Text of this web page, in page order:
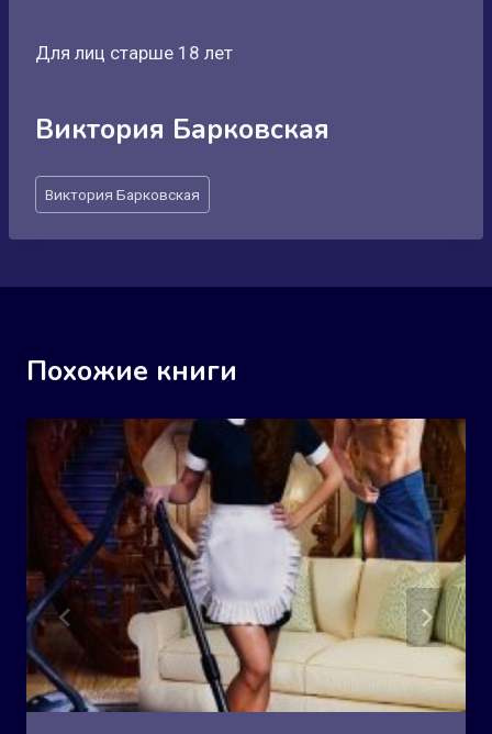
Для лиц старше 18 лет
Виктория Барковская
Метки
записи:
Виктория Барковская
Похожие книги